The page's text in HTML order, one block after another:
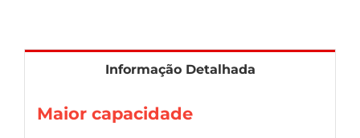
Informação Detalhada
Maior capacidade